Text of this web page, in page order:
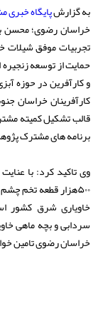
به گزارشپایگاه خبری
خراسان رضوی؛ محسن
تجربیات موفق شیلات
حمایت از توسعه
و کارآفرین در حوزه
کارآفرینان خراسان
قالب تشکیل کمیته
برنامه های مشترک
۵۰۰هزار قطعه تخم
خاویاری شرق کشور
سردابی و بچه ماهی
خراسان رضوی تامین